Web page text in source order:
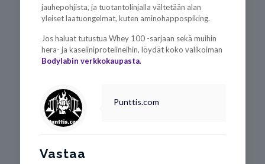
jauhepohjista, ja tuotantolinjalla vältetään alan
yleiset laatuongelmat, kuten aminohappospiking.
Jos haluat tutustua Whey 100 -sarjaan sekä muihin
hera- ja kaseiiniproteiineihin, löydät koko valikoiman
Bodylabin verkkokaupasta.
Punttis.com
Vastaa